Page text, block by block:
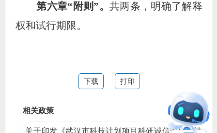
第六章“附则”。共两条，明确了解释
权和试行期限。
下载 打印
相关政策
关于印发《武汉市科技计划项目科研诚信管理办法